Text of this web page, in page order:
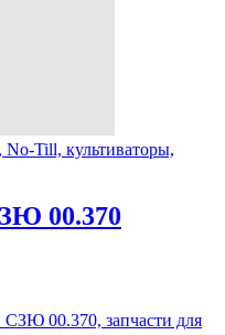
Till, культиваторы,
00.370
00.370, запчасти для